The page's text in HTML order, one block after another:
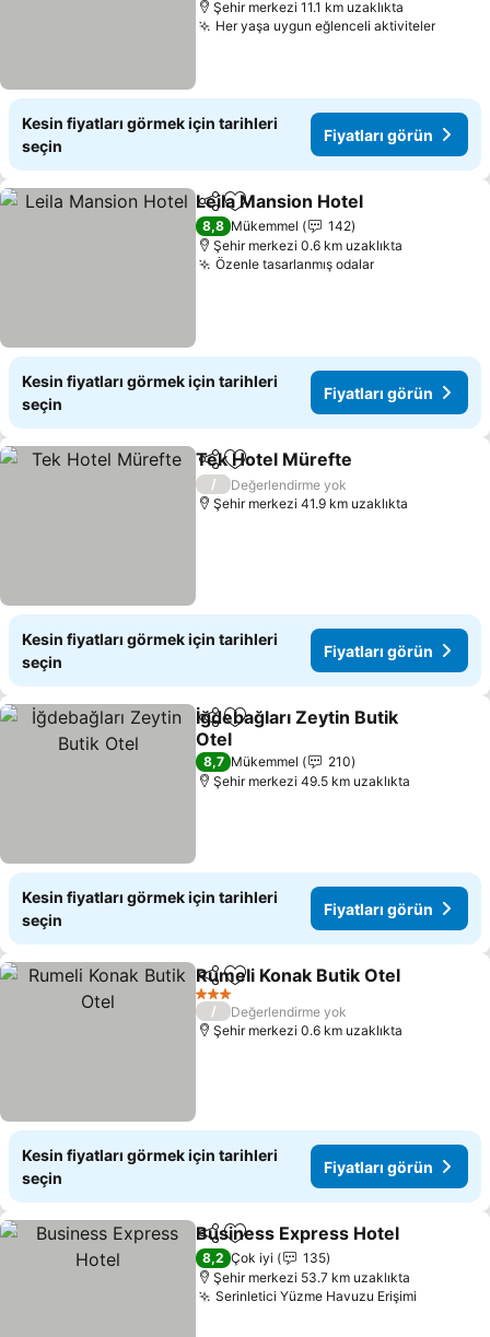
Şehir merkezi 11.1 km uzaklıkta
Her yaşa uygun eğlenceli aktiviteler
Kesin fiyatları görmek için tarihleri
seçin
Fiyatları görün
PaylaşFavorilerime ekle
Leila Mansion Hotel
8,8 Mükemmel
142
Şehir merkezi 0.6 km uzaklıkta
Özenle tasarlanmış odalarFiyatları
Kesin fiyatları görmek için tarihleri
seçin
Fiyatları görün
PaylaşFavorilerime ekle
Tek Hotel Mürefte
/
Değerlendirme yok
Şehir merkezi 41.9 km uzaklıkta
Kesin fiyatları görmek için tarihleri
seçin
Fiyatları görün
PaylaşFavorilerime ekle
İğdebağları Zeytin Butik
Otel
Fiyatları görün
8,7 Mükemmel
210
Şehir merkezi 49.5 km uzaklıkta
Kesin fiyatları görmek için tarihleri
seçin
Fiyatları görün
PaylaşFavorilerime ekle
Rumeli Konak Butik Otel
3 Yıldız
/
Değerlendirme yok
Şehir merkezi 0.6 km uzaklıkta
Kesin fiyatları görmek için tarihleri
seçin
Fiyatları görün
PaylaşFavorilerime ekle
Business Express Hotel
8,2 Çok iyi
135
Şehir merkezi 53.7 km uzaklıkta
Serinletici Yüzme Havuzu Erişimi